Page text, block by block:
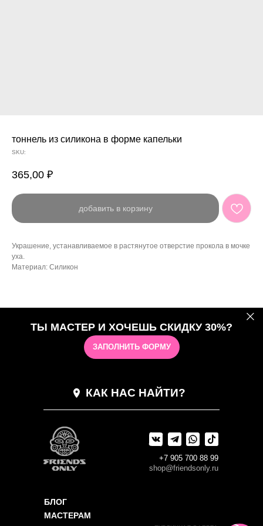
тоннель из силикона в форме капельки
SKU:
365,00 ₽
добавить в корзину
Украшение, устанавливаемое в растянутое отверстие прокола в мочке
уха.
Материал: Силикон
ТЫ МАСТЕР И ХОЧЕШЬ СКИДКУ 30%?
ЗАПОЛНИТЬ ФОРМУ
БЛОГ
МАСТЕРАМ
КАК НАС НАЙТИ?
shop@friendsonly.ru
+7 905 700 88 99